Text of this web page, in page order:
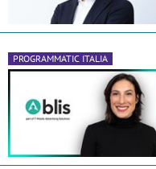
PROGRAMMATIC ITALIA